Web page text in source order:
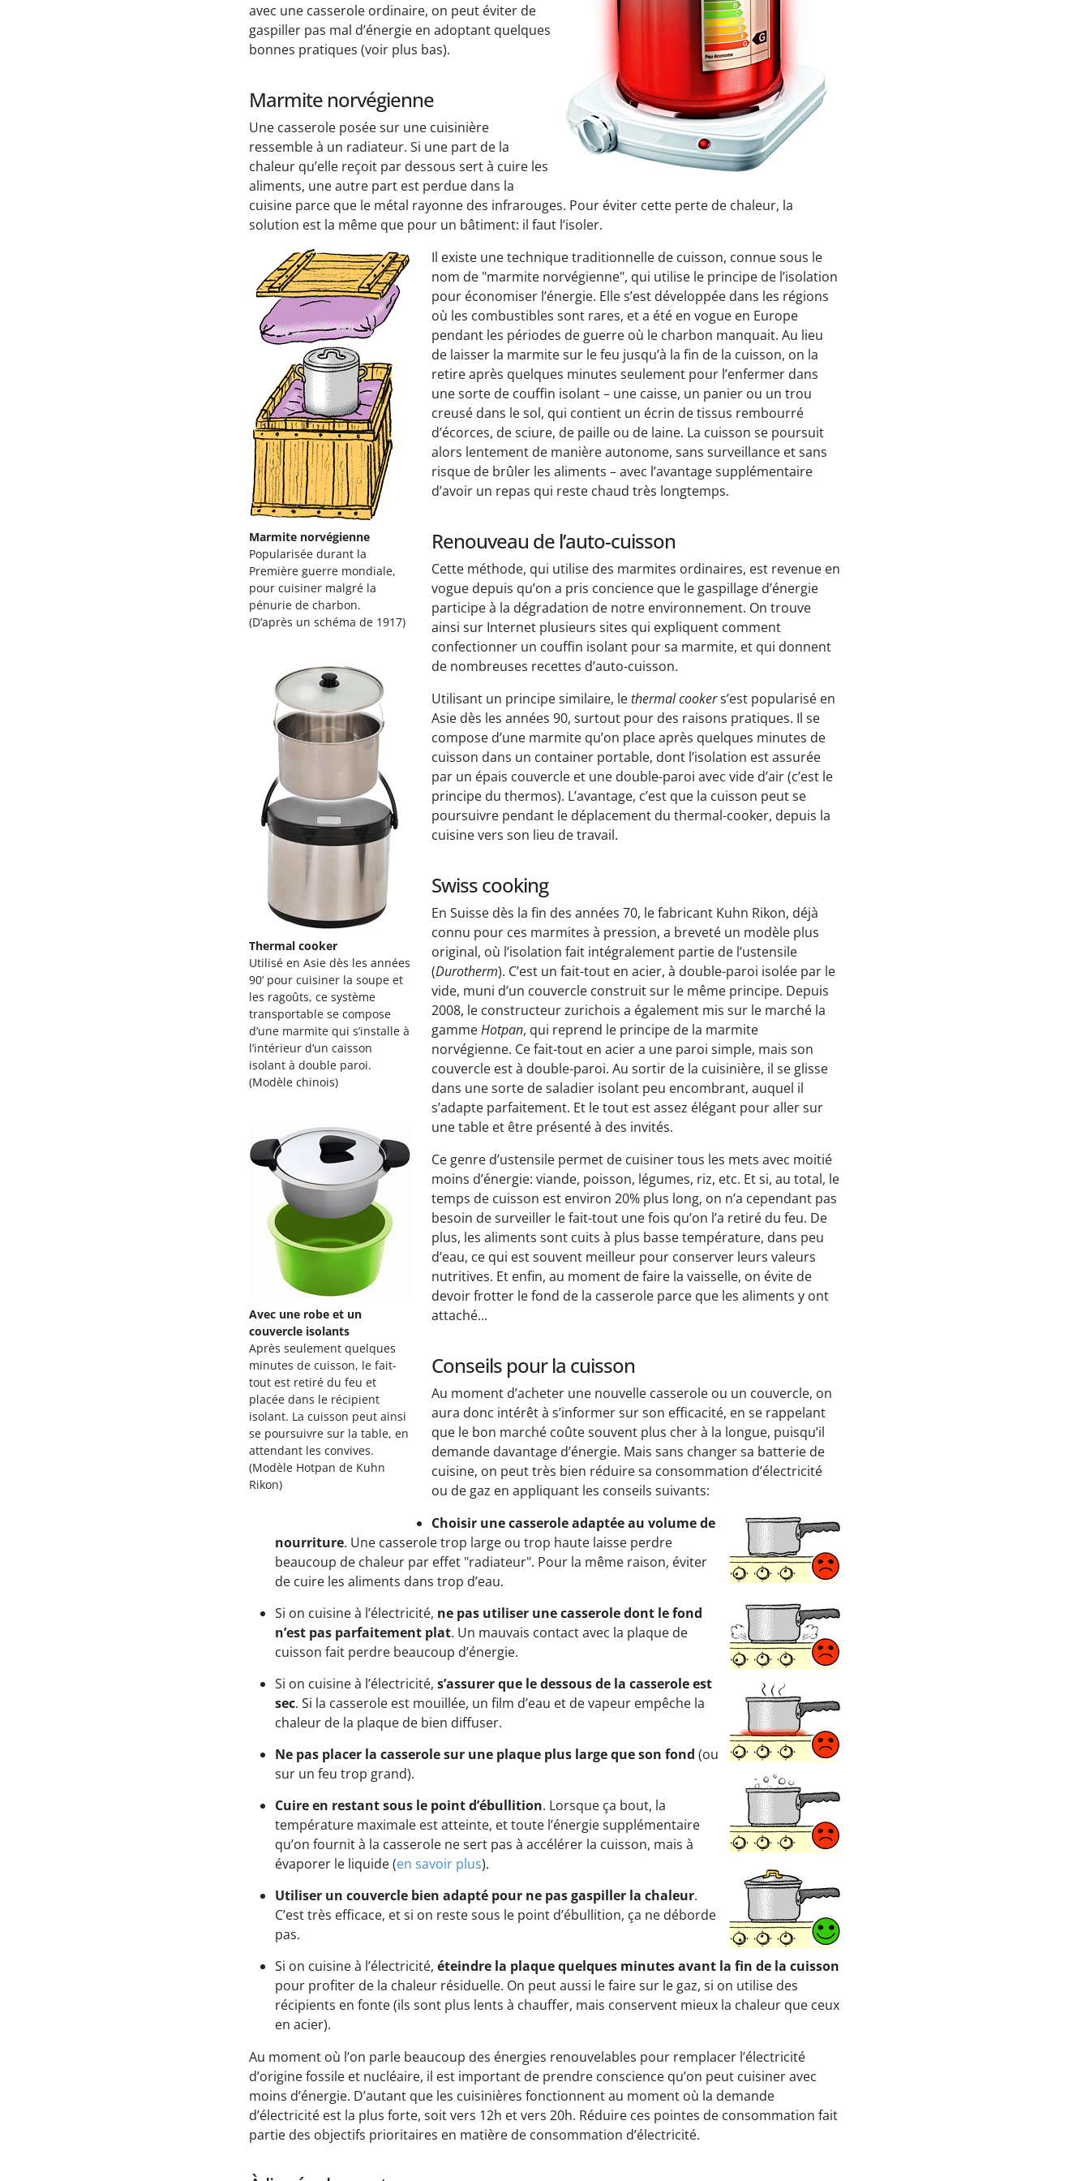
Économiser l’électricité
Économiser le chauffage
Économiser l’eau
Protéger la Biodiversité
Espace éducatif
Coin des écoles
Outils web et vidéos
ConsoBat 3.5
Mobility-Impact
Vraiment durable mon alimentation?
avec une casserole ordinaire, on peut éviter de
gaspiller pas mal d’énergie en adoptant quelques
bonnes pratiques (voir plus bas).
Marmite norvégienne
Une casserole posée sur une cuisinière
ressemble à un radiateur. Si une part de la
chaleur qu’elle reçoit par dessous sert à cuire les
aliments, une autre part est perdue dans la
cuisine parce que le métal rayonne des infrarouges. Pour éviter cette perte de chaleur, la
solution est la même que pour un bâtiment: il faut l’isoler.
Marmite norvégienne
Popularisée durant la
Première guerre mondiale,
pour cuisiner malgré la
pénurie de charbon.
(D’après un schéma de 1917)
Thermal cooker
Utilisé en Asie dès les années
90’ pour cuisiner la soupe et
les ragoûts, ce système
transportable se compose
d’une marmite qui s’installe à
l’intérieur d’un caisson
isolant à double paroi.
(Modèle chinois)
Avec une robe et un
couvercle isolants
Après seulement quelques
minutes de cuisson, le fait-
tout est retiré du feu et
placée dans le récipient
isolant. La cuisson peut ainsi
se poursuivre sur la table, en
attendant les convives.
(Modèle Hotpan de Kuhn
Rikon)
Il existe une technique traditionnelle de cuisson, connue sous le
nom de "marmite norvégienne", qui utilise le principe de l’isolation
pour économiser l’énergie. Elle s’est développée dans les régions
où les combustibles sont rares, et a été en vogue en Europe
pendant les périodes de guerre où le charbon manquait. Au lieu
de laisser la marmite sur le feu jusqu’à la fin de la cuisson, on la
retire après quelques minutes seulement pour l’enfermer dans
une sorte de couffin isolant – une caisse, un panier ou un trou
creusé dans le sol, qui contient un écrin de tissus rembourré
d’écorces, de sciure, de paille ou de laine. La cuisson se poursuit
alors lentement de manière autonome, sans surveillance et sans
risque de brûler les aliments – avec l’avantage supplémentaire
d’avoir un repas qui reste chaud très longtemps.
Renouveau de l’auto-cuisson
Cette méthode, qui utilise des marmites ordinaires, est revenue en
vogue depuis qu’on a pris concience que le gaspillage d’énergie
participe à la dégradation de notre environnement. On trouve
ainsi sur Internet plusieurs sites qui expliquent comment
confectionner un couffin isolant pour sa marmite, et qui donnent
de nombreuses recettes d’auto-cuisson.
Utilisant un principe similaire, lethermal cookers’est popularisé en
Asie dès les années 90, surtout pour des raisons pratiques. Il se
compose d’une marmite qu’on place après quelques minutes de
cuisson dans un container portable, dont l’isolation est assurée
par un épais couvercle et une double-paroi avec vide d’air (c’est le
principe du thermos). L’avantage, c’est que la cuisson peut se
poursuivre pendant le déplacement du thermal-cooker, depuis la
cuisine vers son lieu de travail.
Swiss cooking
En Suisse dès la fin des années 70, le fabricant Kuhn Rikon, déjà
connu pour ces marmites à pression, a breveté un modèle plus
original, où l’isolation fait intégralement partie de l’ustensile
(Durotherm). C’est un fait-tout en acier, à double-paroi isolée par le
vide, muni d’un couvercle construit sur le même principe. Depuis
2008, le constructeur zurichois a également mis sur le marché la
gammeHotpan, qui reprend le principe de la marmite
norvégienne. Ce fait-tout en acier a une paroi simple, mais son
couvercle est à double-paroi. Au sortir de la cuisinière, il se glisse
dans une sorte de saladier isolant peu encombrant, auquel il
s’adapte parfaitement. Et le tout est assez élégant pour aller sur
une table et être présenté à des invités.
Ce genre d’ustensile permet de cuisiner tous les mets avec moitié
moins d’énergie: viande, poisson, légumes, riz, etc. Et si, au total, le
temps de cuisson est environ 20% plus long, on n’a cependant pas
besoin de surveiller le fait-tout une fois qu’on l’a retiré du feu. De
plus, les aliments sont cuits à plus basse température, dans peu
d’eau, ce qui est souvent meilleur pour conserver leurs valeurs
nutritives. Et enfin, au moment de faire la vaisselle, on évite de
devoir frotter le fond de la casserole parce que les aliments y ont
attaché...
Conseils pour la cuisson
Au moment d’acheter une nouvelle casserole ou un couvercle, on
aura donc intérêt à s’informer sur son efficacité, en se rappelant
que le bon marché coûte souvent plus cher à la longue, puisqu’il
demande davantage d’énergie. Mais sans changer sa batterie de
cuisine, on peut très bien réduire sa consommation d’électricité
ou de gaz en appliquant les conseils suivants:
Choisir une casserole adaptée au volume de
nourriture. Une casserole trop large ou trop haute laisse perdre
beaucoup de chaleur par effet "radiateur". Pour la même raison, éviter
de cuire les aliments dans trop d’eau.
Si on cuisine à l’électricité, ne pas utiliser une casserole dont le fond
n’est pas parfaitement plat. Un mauvais contact avec la plaque de
cuisson fait perdre beaucoup d’énergie.
Si on cuisine à l’électricité, s’assurer que le dessous de la casserole est
sec. Si la casserole est mouillée, un film d’eau et de vapeur empêche la
chaleur de la plaque de bien diffuser.
Ne pas placer la casserole sur une plaque plus large que son fond (ou
sur un feu trop grand).
Cuire en restant sous le point d’ébullition. Lorsque ça bout, la
température maximale est atteinte, et toute l’énergie supplémentaire
qu’on fournit à la casserole ne sert pas à accélérer la cuisson, mais à
évaporer le liquide (en savoir plus).
Utiliser un couvercle bien adapté pour ne pas gaspiller la chaleur.
C’est très efficace, et si on reste sous le point d’ébullition, ça ne déborde
pas.
Si on cuisine à l’électricité, éteindre la plaque quelques minutes avant la fin de la cuisson
pour profiter de la chaleur résiduelle. On peut aussi le faire sur le gaz, si on utilise des
récipients en fonte (ils sont plus lents à chauffer, mais conservent mieux la chaleur que ceux
en acier).
Au moment où l’on parle beaucoup des énergies renouvelables pour remplacer l’électricité
d’origine fossile et nucléaire, il est important de prendre conscience qu’on peut cuisiner avec
moins d’énergie. D’autant que les cuisinières fonctionnent au moment où la demande
d’électricité est la plus forte, soit vers 12h et vers 20h. Réduire ces pointes de consommation fait
partie des objectifs prioritaires en matière de consommation d’électricité.